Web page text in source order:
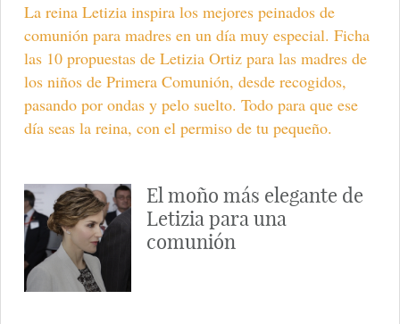
La reina Letizia inspira los mejores peinados de
comunión para madres en un día muy especial. Ficha
las 10 propuestas de Letizia Ortiz para las madres de
los niños de Primera Comunión, desde recogidos,
pasando por ondas y pelo suelto. Todo para que ese
día seas la reina, con el permiso de tu pequeño.
El moño más elegante de
Letizia para una
comunión